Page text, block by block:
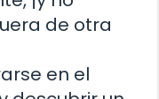
de otra
en el